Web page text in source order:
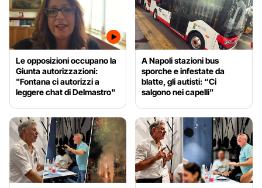
Le opposizioni occupano la
Giunta autorizzazioni:
"Fontana ci autorizzi a
leggere chat di Delmastro"
A Napoli stazioni bus
sporche e infestate da
blatte, gli autisti: “Ci
salgono nei capelli”